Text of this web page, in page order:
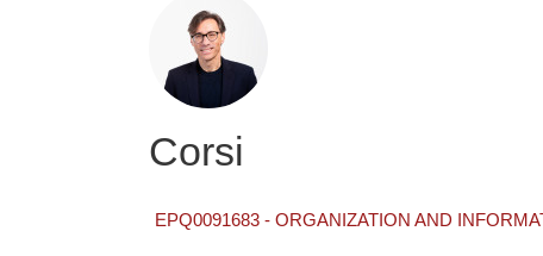
Corsi
EPQ0091683 - ORGANIZATION AND